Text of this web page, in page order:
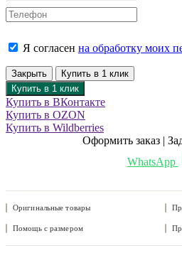
Я согласен на обработку моих
Закрыть
Купить в 1 клик
Купить в 1 клик
Купить в ВКонтакте
Купить в OZON
Купить в Wildberries
Оформить заказ |
WhatsApp
Оригинальные товары
Помощь с размером